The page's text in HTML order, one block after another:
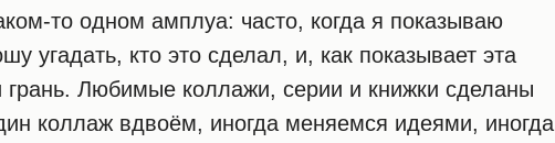
то одном амплуа: часто, когда я показываю
угадать, кто это сделал, и, как показывает эта
грань. Любимые коллажи, серии и книжки сделаны
коллаж вдвоём, иногда меняемся идеями, иногда